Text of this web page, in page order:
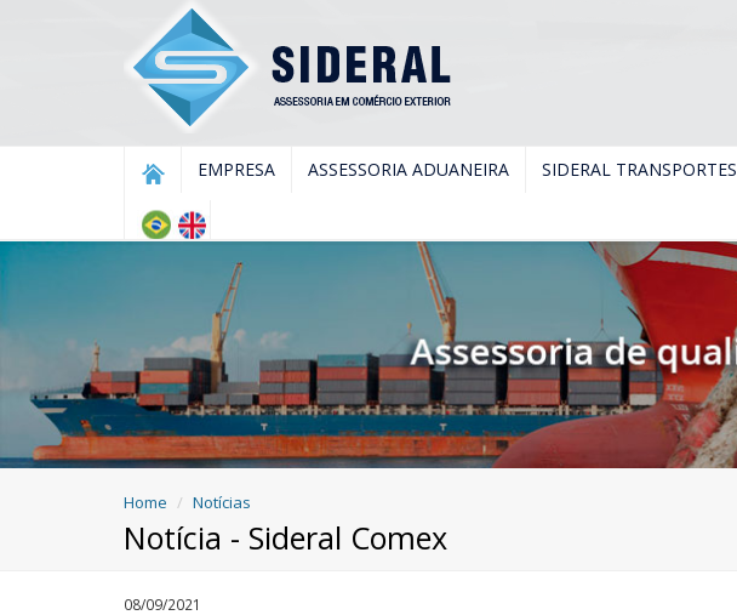
EMPRESA ASSESSORIA ADUANEIRA SIDERAL TRANSPORTES
Home Notícias
Notícia - Sideral Comex
08/09/2021